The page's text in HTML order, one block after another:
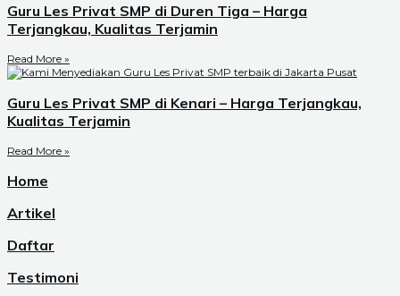
Guru Les Privat SMP di Duren Tiga – Harga
Terjangkau, Kualitas Terjamin
Read More »
Guru Les Privat SMP di Kenari – Harga Terjangkau,
Kualitas Terjamin
Read More »
Home
Artikel
Daftar
Testimoni